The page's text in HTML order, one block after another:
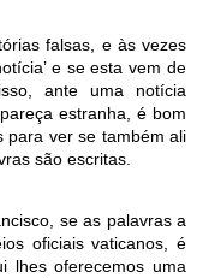
falsas, e às vezes
e se esta vem de
ante uma notícia
estranha, é bom
para ver se também ali
são escritas.
se as palavras a
oficiais vaticanos, é
lhes oferecemos uma